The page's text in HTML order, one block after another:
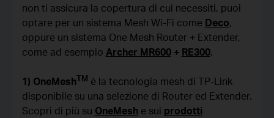
non ti assicura la copertura di cui necessiti, puoi
optare per un sistema Mesh Wi-Fi come Deco,
oppure un sistema One Mesh Router + Extender,
come ad esempio Archer MR600+ RE300.
1) OneMeshTM è la tecnologia mesh di TP-Link
disponibile su una selezione di Router ed Extender.
Scopri di più su OneMesh e sui prodotti